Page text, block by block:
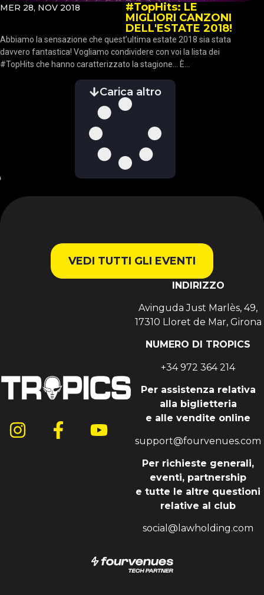
MER 28, NOV 2018
#TopHits: LE
MIGLIORI CANZONI
DELL'ESTATE 2018!
Abbiamo la sensazione che quest’ultima estate 2018 sia stata
davvero fantastica! Vogliamo condividere con voi la lista dei
#TopHits che hanno caratterizzato la stagione… È...
Carica altro
VEDI TUTTI GLI EVENTI
INDIRIZZO
Avinguda Just Marlès, 49,
17310 Lloret de Mar, Girona
NUMERO DI TROPICS
+34 972 364 214
Per assistenza relativa
alla biglietteria
e alle vendite online
support@fourvenues.com
Per richieste generali,
eventi, partnership
e tutte le altre questioni
relative al club
social@lawholding.com